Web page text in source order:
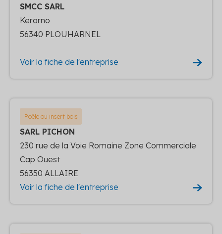
SMCC SARL
Kerarno
56340 PLOUHARNEL
Voir la fiche de l'entreprise
Poêle ou insert bois
SARL PICHON
230 rue de la Voie Romaine Zone Commerciale
Cap Ouest
56350 ALLAIRE
Voir la fiche de l'entreprise